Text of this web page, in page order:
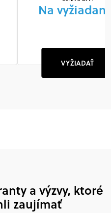
Na
VYŽIADAŤ
a výzvy, ktoré
zaujímať